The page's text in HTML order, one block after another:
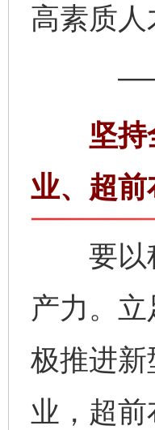
高素质
坚持全
业、超
要以科
产力。
极推进
业，超